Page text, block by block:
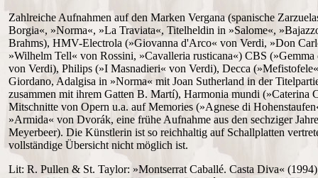
Zahlreiche Aufnahmen auf den Marken Vergana (spanische
Borgia«, »Norma«, »La Traviata«, Titelheldin in »Salome«,
Brahms), HMV-Electrola (»Giovanna d'Arco« von Verdi, »Don
»Wilhelm Tell« von Rossini, »Cavalleria rusticana«) CBS
von Verdi), Philips (»I Masnadieri« von Verdi), Decca
Giordano, Adalgisa in »Norma« mit Joan Sutherland in der
zusammen mit ihrem Gatten B. Martí), Harmonia mundi (»Caterina
Mitschnitte von Opern u.a. auf Memories (»Agnese di
»Armida« von Dvorák, eine frühe Aufnahme aus den sechziger
Meyerbeer). Die Künstlerin ist so reichhaltig auf Schallplatten
vollständige Übersicht nicht möglich ist.
Lit: R. Pullen & St. Taylor: »Montserrat Caballé. Casta Diva«